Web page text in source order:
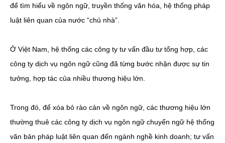
để tìm hiểu về ngôn ngữ, truyền thống văn hóa, hệ thống pháp
luật liên quan của nước “chủ nhà”.
Ở Việt Nam, hệ thống các công ty tư vấn đầu tư tổng hợp, các
công ty dịch vụ ngôn ngữ cũng đã từng bước nhận được sự tin
tưởng, hợp tác của nhiều thương hiệu lớn.
Trong đó, để xóa bỏ rào cản về ngôn ngữ, các thương hiệu lớn
thường thuê các công ty dịch vụ ngôn ngữ chuyển ngữ hệ thống
văn bản pháp luật liên quan đến ngành nghề kinh doanh; tư vấn